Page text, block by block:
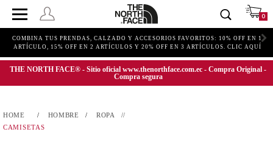
0
COMBINA TUS PRENDAS, CALZADO Y ACCESORIOS FAVORITOS: 10% OFF EN 1
ARTÍCULO, 15% OFF EN 2 ARTÍCULOS Y 20% OFF EN 3 ARTÍCULOS. CLIC AQUÍ
THE NORTH FACE® - Sitio oficial www.thenorthface.com.ec - Compra Original -
Compra segura
HOMBRE
ROPA
CAMISETAS